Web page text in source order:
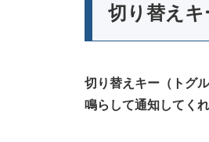
切り替えキ
切り替えキー（トグ
鳴らして通知してく